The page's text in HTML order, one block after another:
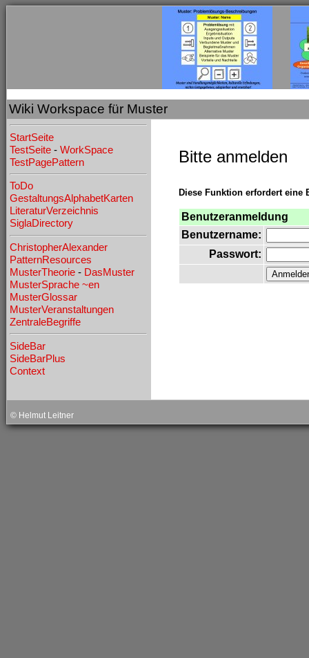
Wiki Workspace für Muster
StartSeite
TestSeite- WorkSpace
TestPagePattern
ToDo
GestaltungsAlphabetKarten
LiteraturVerzeichnis
SiglaDirectory
ChristopherAlexander
PatternResources
MusterTheorie- DasMuster
MusterSprache ~en
MusterGlossar
MusterVeranstaltungen
ZentraleBegriffe
SideBar
SideBarPlus
Context
Bitte anmelden
Diese Funktion erfordert
Benutzeranmeldung
Benutzername:
Passwort:
© Helmut Leitner